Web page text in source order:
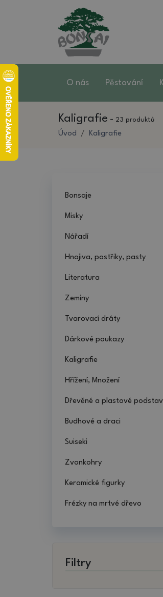
O nás Pěstování
Kaligrafie - 23 produktů
Úvod Kaligrafie
Bonsaje
Misky
Nářadí
Hnojiva, postřiky, pasty
Literatura
Zeminy
Tvarovací dráty
Dárkové poukazy
Kaligrafie
Hřížení, Množení
Dřevěné a plastové
Budhové a draci
Suiseki
Zvonkohry
Keramické figurky
Frézky na mrtvé dřevo
Filtry